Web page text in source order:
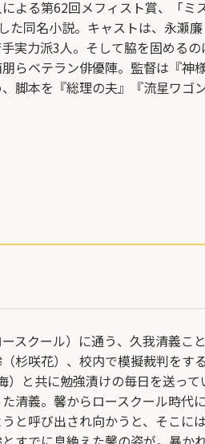
よる第62回メフィスト賞、「ミ
た同名小説。キャストは、永瀬
実力派3人。そして脇を固めるの
らベテラン俳優陣。監督は『神
脚本を『総理の夫』『流星ワゴ
スクール）に通う、久我清義こ
杉咲花）、校内で模擬裁判をす
）と共に勉強漬けの毎日を送っ
清義。馨からロースクール時代
と呼び出され向かうと、そこに